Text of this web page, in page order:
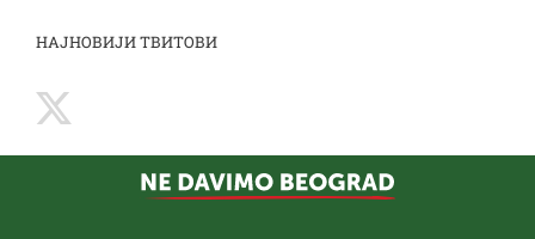
НАЈНОВИЈИ ТВИТОВИ